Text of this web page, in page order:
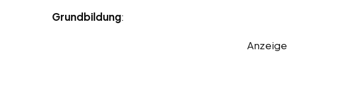
Grundbildung:
Anzeige